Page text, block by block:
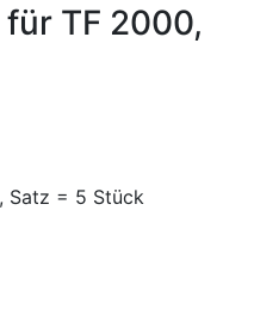
TF 2000,
Satz = 5 Stück